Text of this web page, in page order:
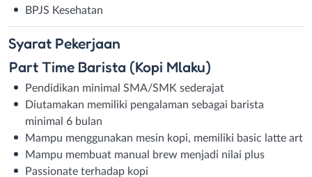
BPJS Kesehatan
Syarat Pekerjaan
Part Time Barista (Kopi Mlaku)
Pendidikan minimal SMA/SMK sederajat
Diutamakan memiliki pengalaman sebagai barista
minimal 6 bulan
Mampu menggunakan mesin kopi, memiliki basic latte art
Mampu membuat manual brew menjadi nilai plus
Passionate terhadap kopi